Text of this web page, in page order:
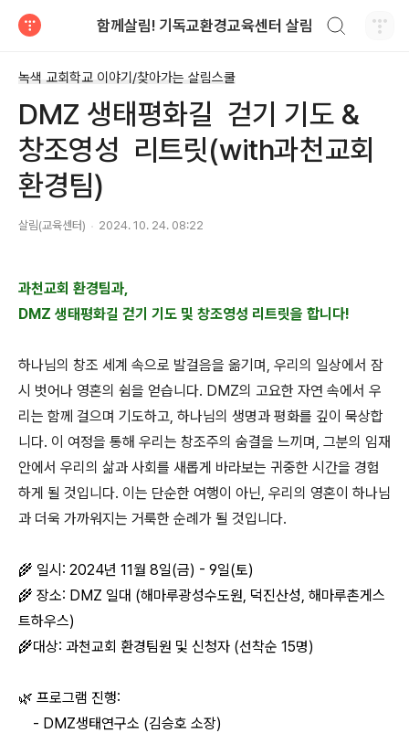
함께살림! 기독교환경교육센터 살림
녹색 교회학교 이야기/찾아가는 살림스쿨
DMZ 생태평화길 걷기 기도 &
창조영성 리트릿(with과천교회
환경팀)
살림(교육센터) 2024. 10. 24. 08:22
과천교회 환경팀과,
DMZ 생태평화길 걷기 기도 및 창조영성 리트릿을 합니다!
하나님의 창조 세계 속으로 발걸음을 옮기며, 우리의 일상에서 잠
시 벗어나 영혼의 쉼을 얻습니다. DMZ의 고요한 자연 속에서 우
리는 함께 걸으며 기도하고, 하나님의 생명과 평화를 깊이 묵상합
니다. 이 여정을 통해 우리는 창조주의 숨결을 느끼며, 그분의 임재
안에서 우리의 삶과 사회를 새롭게 바라보는 귀중한 시간을 경험
하게 될 것입니다. 이는 단순한 여행이 아닌, 우리의 영혼이 하나님
과 더욱 가까워지는 거룩한 순례가 될 것입니다.
🌾 일시: 2024년 11월 8일(금) - 9일(토)
🌾 장소: DMZ 일대 (해마루광성수도원, 덕진산성, 해마루촌게스
트하우스)
🌾대상: 과천교회 환경팀원 및 신청자 (선착순 15명)
🌿 프로그램 진행:
- DMZ생태연구소 (김승호 소장)